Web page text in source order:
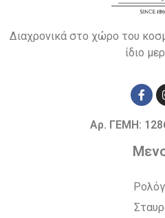
Διαχρονικά στο χώρο του
ίδιο
Αρ. ΓΕΜΗ: